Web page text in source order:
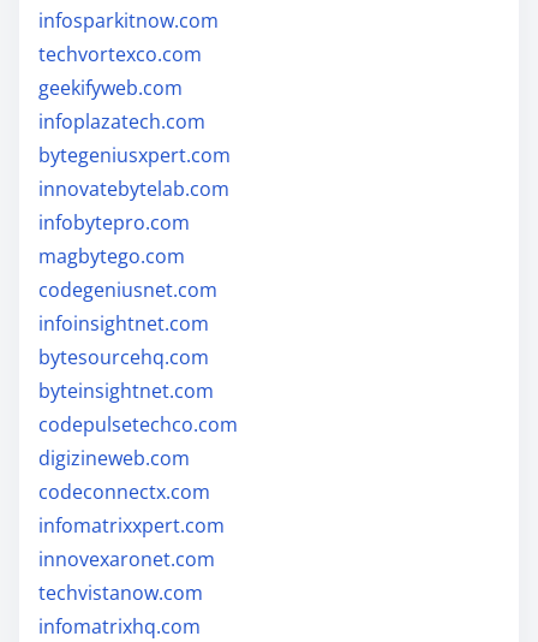
infosparkitnow.com
techvortexco.com
geekifyweb.com
infoplazatech.com
bytegeniusxpert.com
innovatebytelab.com
infobytepro.com
magbytego.com
codegeniusnet.com
infoinsightnet.com
bytesourcehq.com
byteinsightnet.com
codepulsetechco.com
digizineweb.com
codeconnectx.com
infomatrixxpert.com
innovexaronet.com
techvistanow.com
infomatrixhq.com